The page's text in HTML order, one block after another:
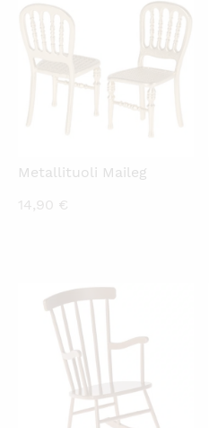
KATSO PIKANÄKYMÄ
Metallituoli Maileg
14,90 €
KATSO PIKANÄKYMÄ